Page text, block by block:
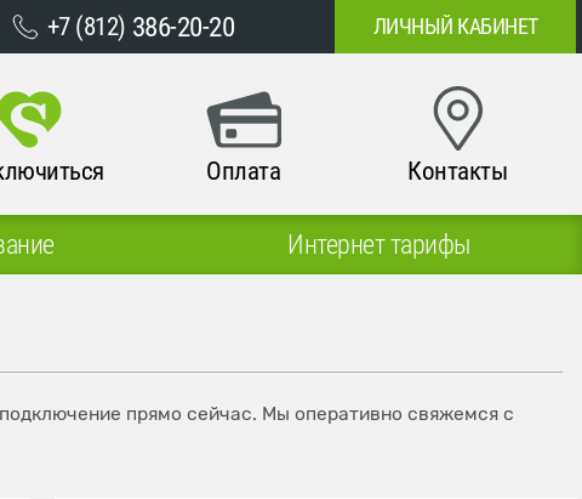
+7 (812) 386-20-20 ЛИЧНЫЙ КАБИНЕТ
Оплата Контакты
Интернет тарифы
прямо сейчас. Мы оперативно свяжемся с